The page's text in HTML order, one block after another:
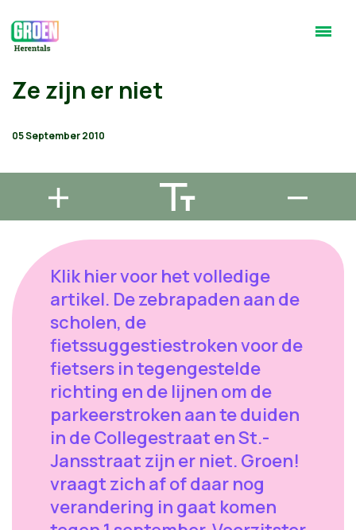
Ze zijn er niet
05 September 2010
Klik hier voor het volledige
artikel. De zebrapaden aan de
scholen, de
fietssuggestiestroken voor de
fietsers in tegengestelde
richting en de lijnen om de
parkeerstroken aan te duiden
in de Collegestraat en St.-
Jansstraat zijn er niet. Groen!
vraagt zich af of daar nog
verandering in gaat komen